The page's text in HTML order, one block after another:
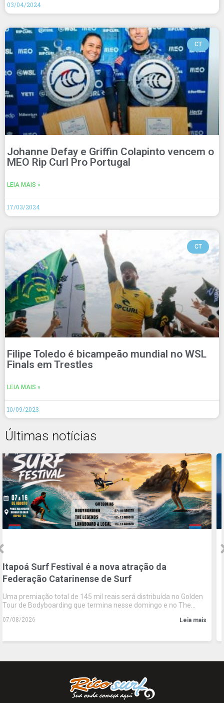
03/04/2024
CT
Johanne Defay e Griffin Colapinto vencem o
MEO Rip Curl Pro Portugal
LEIA MAIS »
17/03/2024
CT
Filipe Toledo é bicampeão mundial no WSL
Finals em Trestles
LEIA MAIS »
10/09/2023
Últimas notícias
WSL | VIVO Rio Pro movimenta R$188 milhões e
registra recorde de impacto em Saquarema pelo
quinto ano consecutivo
Relatório da EY mostra evolução contínua da etapa brasileira da
WSL, impulsionada pelo crescimento do turismo, das receitas
Leia mais
06/08/2026